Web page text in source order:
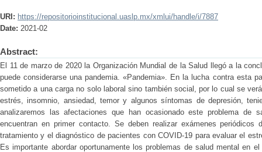
URI: https://repositorioinstitucional.uaslp.mx/xmlui/handle/i/7887
Date: 2021-02
Abstract:
El 11 de marzo de 2020 la Organización Mundial de la Salud llegó a la
puede considerarse una pandemia. «Pandemia». En la lucha contra esta
sometido a una carga no solo laboral sino también social, por lo cual se
estrés, insomnio, ansiedad, temor y algunos síntomas de depresión,
analizaremos las afectaciones que han ocasionado este problema de
encuentran en primer contacto. Se deben realizar exámenes periódicos
tratamiento y el diagnóstico de pacientes con COVID-19 para evaluar el
Es importante abordar oportunamente los problemas de salud mental en